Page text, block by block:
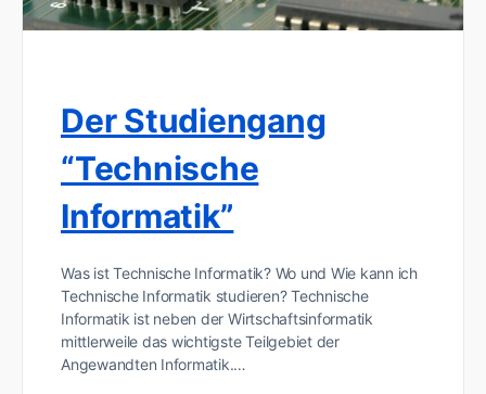
Der Studiengang
“Technische
Informatik”
Was ist Technische Informatik? Wo und Wie kann ich
Technische Informatik studieren? Technische
Informatik ist neben der Wirtschaftsinformatik
mittlerweile das wichtigste Teilgebiet der
Angewandten Informatik.…